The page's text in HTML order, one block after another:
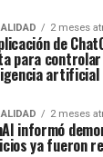
2 meses
de
para
artificial
2 meses
informó
ya fueron